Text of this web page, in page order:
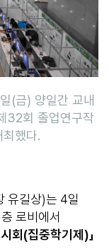
(금) 양일간 교내
32회 졸업연구작
했다.
유길상)는 4일
로비에서
회(집중학기제)」